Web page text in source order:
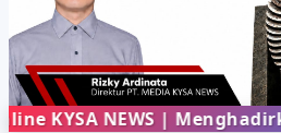
NEWS |